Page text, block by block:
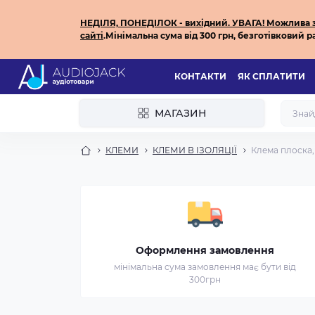
НЕДІЛЯ, ПОНЕДІЛОК - вихідний. УВАГА! Можлива
сайті.Мінімальна сума від 300 грн, безготівковий
КОНТАКТИ ЯК СПЛАТИТИ
МАГАЗИН
КЛЕМИ КЛЕМИ В ІЗОЛЯЦІЇ Клема плоска,
Оформлення замовлення
мінімальна сума замовлення має бути від
300грн